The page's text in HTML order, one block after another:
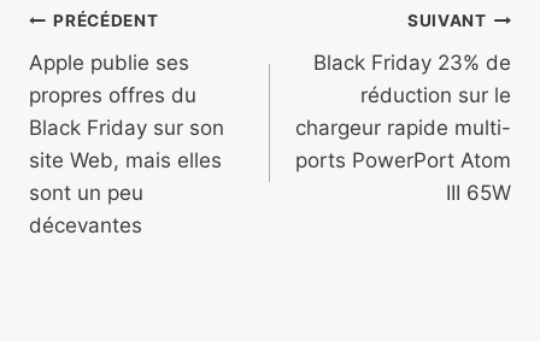
Navigation
de
l’article
PRÉCÉDENT
Apple publie ses
propres offres du
Black Friday sur son
site Web, mais elles
sont un peu
décevantes
SUIVANT
Black Friday 23% de
réduction sur le
chargeur rapide multi-
ports PowerPort Atom
III 65W